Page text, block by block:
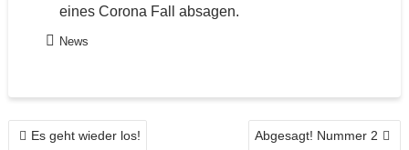
eines Corona Fall absagen.
News
BEITRAGSNAVIGATION
Es geht wieder los! Abgesagt! Nummer 2